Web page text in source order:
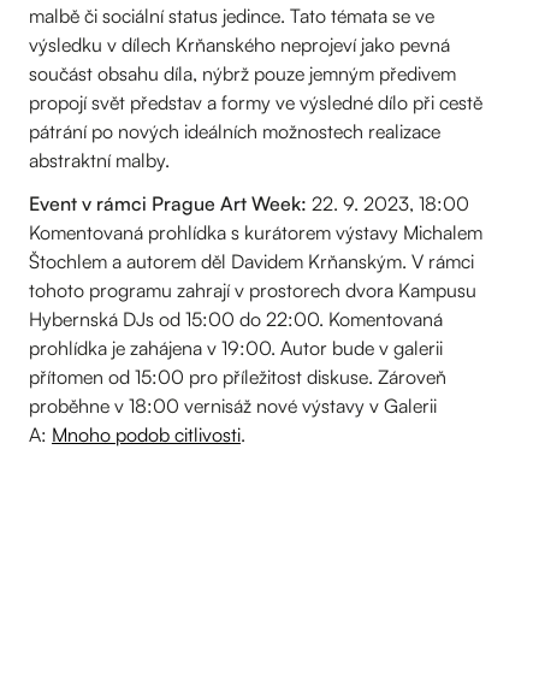
malbě či sociální status jedince. Tato témata se ve
výsledku v dílech Krňanského neprojeví jako pevná
součást obsahu díla, nýbrž pouze jemným předivem
propojí svět představ a formy ve výsledné dílo při cestě
pátrání po nových ideálních možnostech realizace
abstraktní malby.
Event v rámci Prague Art Week: 22. 9. 2023, 18:00
Komentovaná prohlídka s kurátorem výstavy Michalem
Štochlem a autorem děl Davidem Krňanským. V rámci
tohoto programu zahrají v prostorech dvora Kampusu
Hybernská DJs od 15:00 do 22:00. Komentovaná
prohlídka je zahájena v 19:00. Autor bude v galerii
přítomen od 15:00 pro příležitost diskuse. Zároveň
proběhne v 18:00 vernisáž nové výstavy v Galerii
A: Mnoho podob citlivosti.